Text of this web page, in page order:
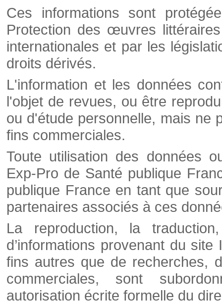
Ces informations sont
Protection des œuvres
internationales et par les
droits dérivés.
L'information et les données
l'objet de revues, ou être
ou d'étude personnelle, mais ne
fins commerciales.
Toute utilisation des données
Exp-Pro de Santé publique
publique France en tant que
partenaires associés à ces
La reproduction, la
d’informations provenant du
fins autres que de recherches,
commerciales, sont
autorisation écrite formelle du